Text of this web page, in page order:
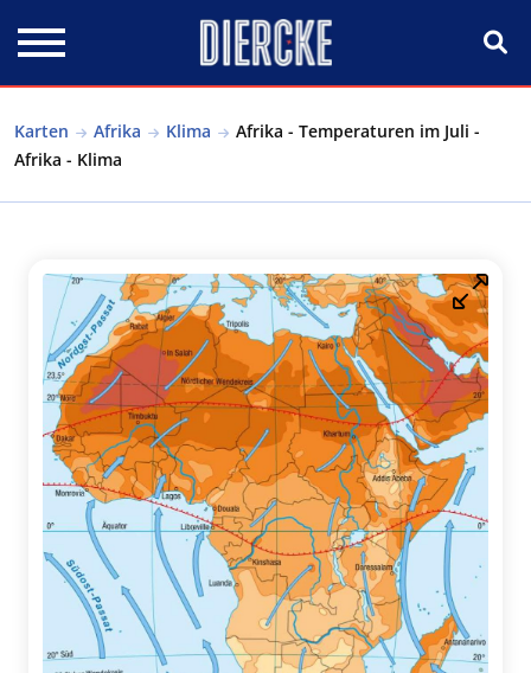
Karten Afrika Klima
Afrika - Temperaturen im Juli -
Afrika - Klima